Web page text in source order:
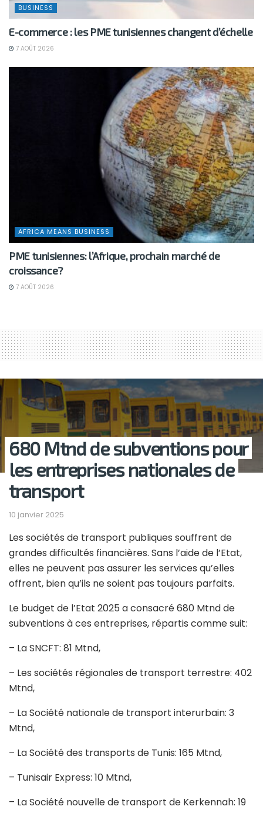
BUSINESS
E-commerce : les PME tunisiennes changent d’échelle
7 AOÛT 2026
AFRICA MEANS BUSINESS
PME tunisiennes: l’Afrique, prochain marché de
croissance?
7 AOÛT 2026
680 Mtnd de subventions pour
les entreprises nationales de
transport
10 janvier 2025
Les sociétés de transport publiques souffrent de
grandes difficultés financières. Sans l’aide de l’Etat,
elles ne peuvent pas assurer les services qu’elles
offrent, bien qu’ils ne soient pas toujours parfaits.
Le budget de l’Etat 2025 a consacré 680 Mtnd de
subventions à ces entreprises, répartis comme suit:
– La SNCFT: 81 Mtnd,
– Les sociétés régionales de transport terrestre: 402
Mtnd,
– La Société nationale de transport interurbain: 3
Mtnd,
– La Société des transports de Tunis: 165 Mtnd,
– Tunisair Express: 10 Mtnd,
– La Société nouvelle de transport de Kerkennah: 19